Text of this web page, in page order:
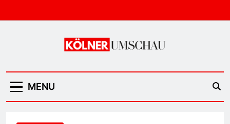
to
Kölner Umschau
MENU